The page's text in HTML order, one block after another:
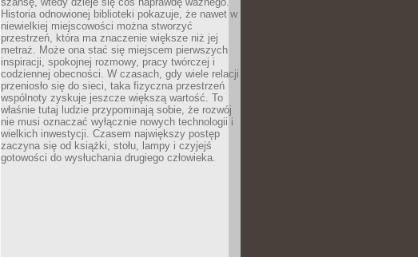
Historia odnowionej biblioteki pokazuje, że nawet w
niewielkiej miejscowości można stworzyć
przestrzeń, która ma znaczenie większe niż jej
metraż. Może ona stać się miejscem pierwszych
inspiracji, spokojnej rozmowy, pracy twórczej i
codziennej obecności. W czasach, gdy wiele relacji
przeniosło się do sieci, taka fizyczna przestrzeń
wspólnoty zyskuje jeszcze większą wartość. To
właśnie tutaj ludzie przypominają sobie, że rozwój
nie musi oznaczać wyłącznie nowych technologii i
wielkich inwestycji. Czasem największy postęp
zaczyna się od książki, stołu, lampy i czyjejś
gotowości do wysłuchania drugiego człowieka.